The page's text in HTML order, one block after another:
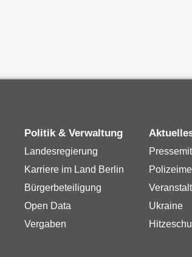
Politik & Verwaltung
Landesregierung
Karriere im Land Berlin
Bürgerbeteiligung
Open Data
Vergaben
Ukraine